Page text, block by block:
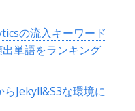
の流入キーワード
単語をランキング
Jekyll&S3な環境に